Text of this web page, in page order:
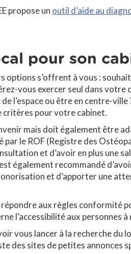
propose un outil d’aide au
pour son
options s’offrent à vous :
vous exercer seul dans votre
l’espace ou être en centre-ville
pour votre cabinet.
mais doit également être
le ROF (Registre des
et d’avoir en plus une
également recommandé
et d’apporter une
aux règles conformité
l’accessibilité aux personnes
vous lancer à la recherche du
des sites de petites annonces